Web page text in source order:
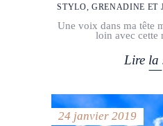
STYLO, GRENADINE ET
Une voix dans ma tête
loin avec cette
Lire la
24 janvier 2019